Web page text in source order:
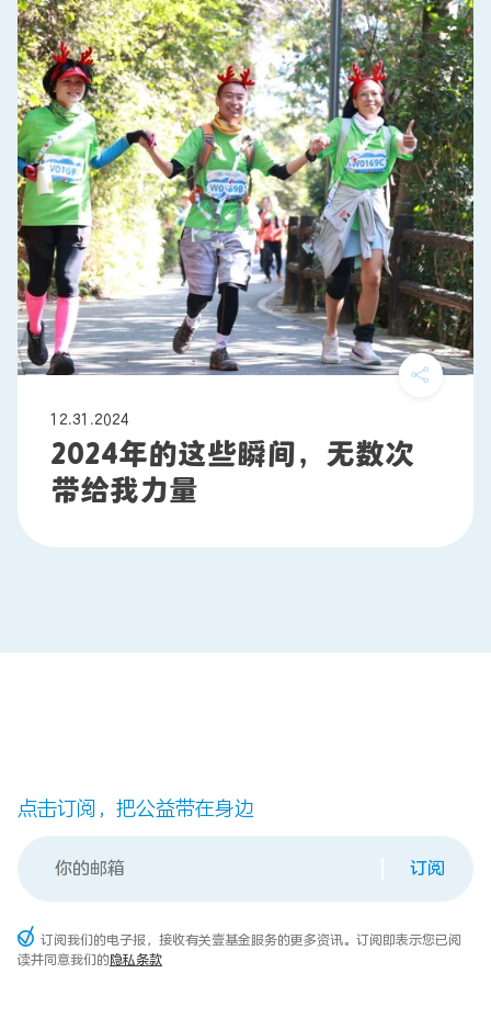
12.31.2024
2024年的这些瞬间，无数次
带给我力量
点击订阅，把公益带在身边
订阅
订阅我们的电子报，接收有关壹基金服务的更多资讯。订阅即表示您已阅
读并同意我们的隐私条款